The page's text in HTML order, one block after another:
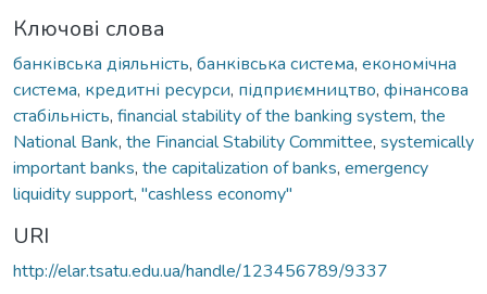
Ключові слова
банківська діяльність, банківська система, економічна
система, кредитні ресурси, підприємництво, фінансова
стабільність, financial stability of the banking system, the
National Bank, the Financial Stability Committee, systemically
important banks, the capitalization of banks, emergency
liquidity support, "cashless economy"
URI
http://elar.tsatu.edu.ua/handle/123456789/9337